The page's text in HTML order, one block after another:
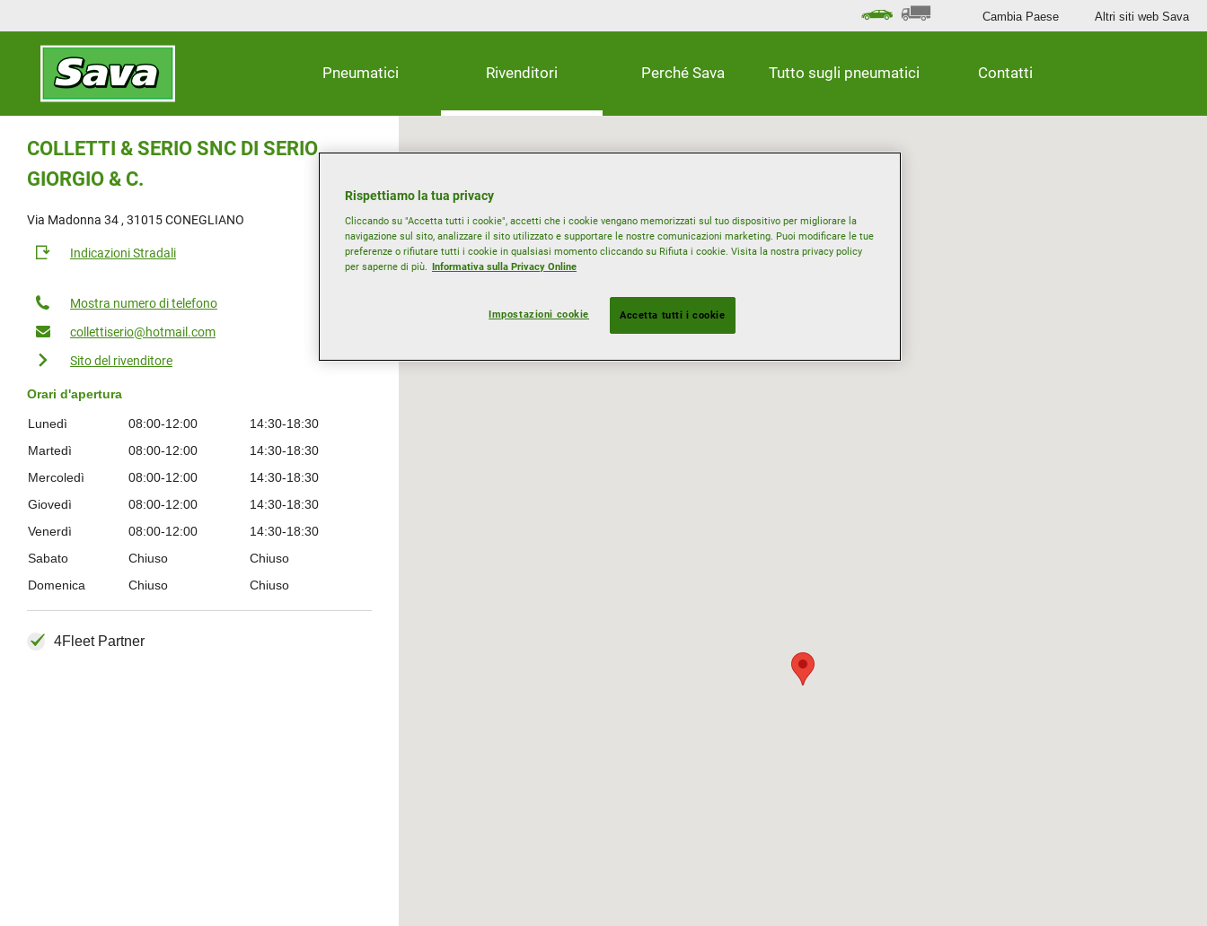
Pneumatici Rivenditori Perché Sava Tutto sugli pneumatici Contatti
Cambia Paese Altri siti web Sava
COLLETTI & SERIO SNC DI SERIO
GIORGIO & C.
Via Madonna 34 , 31015 CONEGLIANO
Indicazioni Stradali
Mostra numero di telefono
collettiserio@hotmail.com
Sito del rivenditore
Orari d'apertura
Lunedì 08:00-12:00
14:30-18:30
Martedì
08:00-12:00
14:30-18:30
Mercoledì
08:00-12:00
14:30-18:30
Giovedì
08:00-12:00
14:30-18:30
Venerdì
08:00-12:00
14:30-18:30
Sabato
Chiuso
Chiuso
Domenica
Chiuso Chiuso
4Fleet Partner
Rispettiamo la tua privacy
Cliccando su "Accetta tutti i cookie", accetti che i cookie vengano memorizzati sul tuo dispositivo per migliorare la
navigazione sul sito, analizzare il sito utilizzato e supportare le nostre comunicazioni marketing. Puoi modificare le tue
preferenze o rifiutare tutti i cookie in qualsiasi momento cliccando su Rifiuta i cookie. Visita la nostra privacy policy
per saperne di più. Informativa sulla Privacy Online
Impostazioni cookie Accetta tutti i cookie